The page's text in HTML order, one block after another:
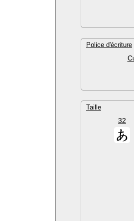
Police d'écriture
Taille
32